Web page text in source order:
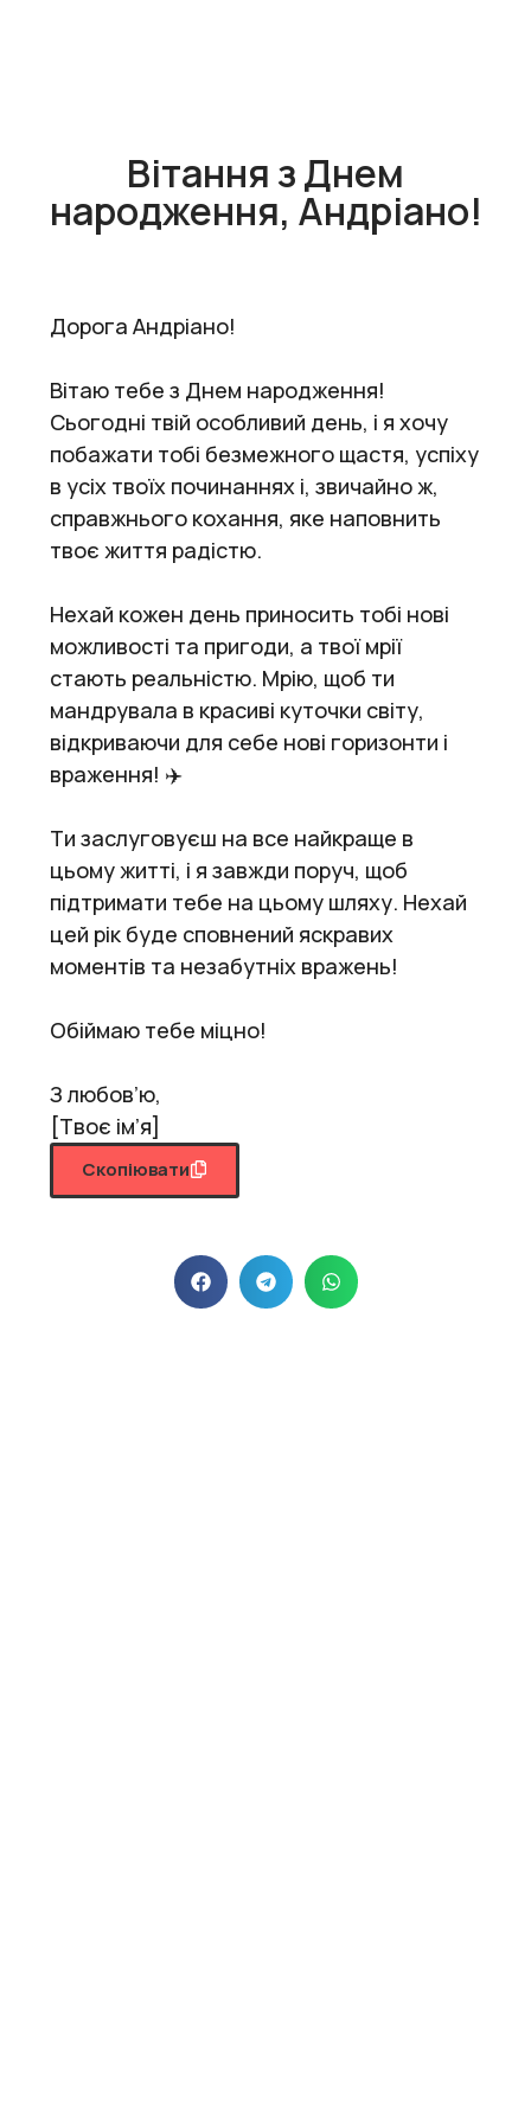
Вітання з Днем
народження, Андріано!
Дорога Андріано!
Вітаю тебе з Днем народження!
Сьогодні твій особливий день, і я хочу
побажати тобі безмежного щастя, успіху
в усіх твоїх починаннях і, звичайно ж,
справжнього кохання, яке наповнить
твоє життя радістю.
Нехай кожен день приносить тобі нові
можливості та пригоди, а твої мрії
стають реальністю. Мрію, щоб ти
мандрувала в красиві куточки світу,
відкриваючи для себе нові горизонти і
враження! ✈️
Ти заслуговуєш на все найкраще в
цьому житті, і я завжди поруч, щоб
підтримати тебе на цьому шляху. Нехай
цей рік буде сповнений яскравих
моментів та незабутніх вражень!
Обіймаю тебе міцно!
З любов’ю,
[Твоє ім’я]
Скопіювати